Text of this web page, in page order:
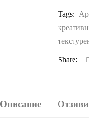
Tags:
Share:
Описание